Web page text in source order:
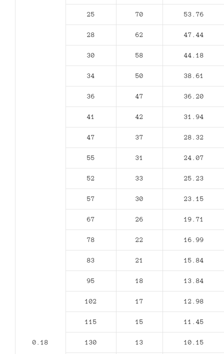
0.18
25 70 53.76
28 62 47.44
30 58 44.18
34 50 38.61
36 47 36.20
41 42 31.94
47 37 28.32
55 31 24.07
52 33 25.23
57 30 23.15
67 26 19.71
78 22 16.99
83 21 15.84
95 18 13.84
102 17 12.98
115 15 11.45
130 13 10.15